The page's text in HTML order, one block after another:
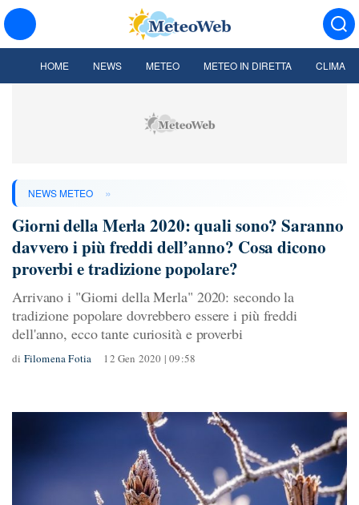
HOME NEWS METEO METEO IN DIRETTA CLIMA
NEWS METEO »
Giorni della Merla 2020: quali sono? Saranno
davvero i più freddi dell’anno? Cosa dicono
proverbi e tradizione popolare?
Arrivano i "Giorni della Merla" 2020: secondo la
tradizione popolare dovrebbero essere i più freddi
dell'anno, ecco tante curiosità e proverbi
di Filomena Fotia 12 Gen 2020 | 09:58